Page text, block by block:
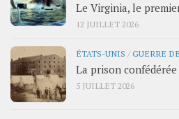
Le Virginia, le
12 JUILLET 2026
ÉTATS-UNIS /GUERRE
La prison
5 JUILLET 2026